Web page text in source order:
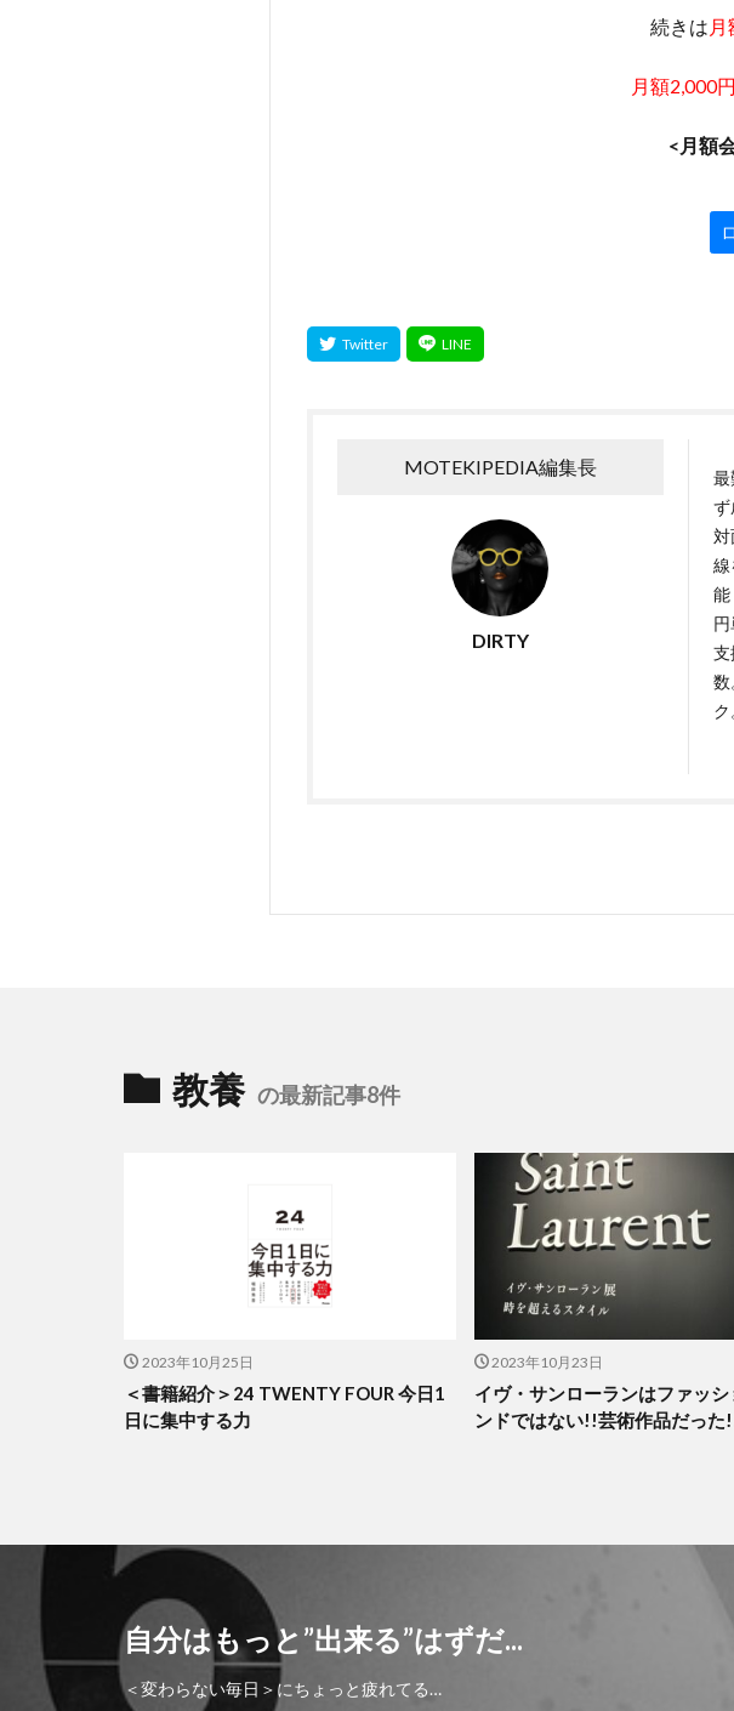
続きは
月額2,000円
<月額
MOTEKIPEDIA編集長
DIRTY
最
ず
対
線
能
支
数
ク
教養 の最新記事8件
2023年10月25日
＜書籍紹介＞24 TWENTY FOUR 今日1
日に集中する力
2023年10月23日
イヴ・サンローランはファッシ
ンドではない!!芸術作品だった
自分はもっと”出来る”はずだ...
＜変わらない毎日＞にちょっと疲れてる…